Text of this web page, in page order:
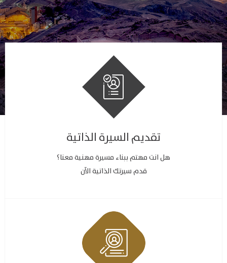
تقديم السيرة الذاتية
هل انت مهتم ببناء مسيرة مهنية معنا؟
قدم سيرتك الذاتية الآن